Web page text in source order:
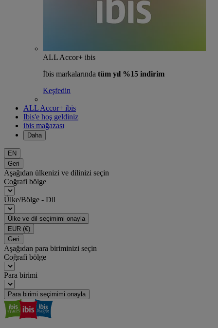
ALL Accor+ ibis
İbis markalarında tüm yıl %15 indirim
Keşfedin
ALL Accor+ ibis
Ibis'e hoş geldiniz
ibis mağazası
Daha
EN
Geri
Aşağıdan ülkenizi ve dilinizi seçin
Coğrafi bölge
Ülke/Bölge - Dil
Ülke ve dil seçimimi onayla
EUR (€)
Geri
Aşağıdan para biriminizi seçin
Coğrafi bölge
Para birimi
Para birimi seçimimi onayla